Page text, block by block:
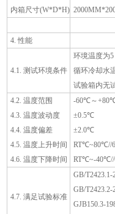
内箱尺寸(W*D*H)
4. 性能
4.1. 测试环境条件
环境温度为
循环冷却水
试验箱内无
4.2. 温度范围
4.3. 温度波动度
4.4. 温度偏差
4.5. 温度上升时间
4.6. 温度下降时间
-60℃～
±0.5℃
±2.0℃
RT℃~80℃//
RT℃~-40℃//
4.7. 满足试验标准
GB/
GB/
GJB150.3-